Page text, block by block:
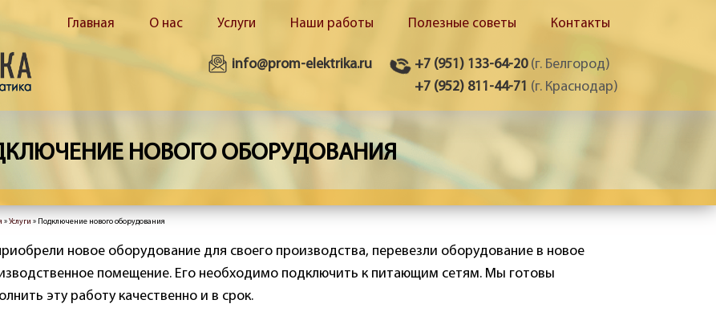
Главная О нас Услуги Наши работы Полезные советы Контакты
info@prom-elektrika.ru +7 (951) 133-64-20(г. Белгород)
+7 (952) 811-44-71 (г. Краснодар)
НОВОГО ОБОРУДОВАНИЯ
»Услуги » Подключение нового оборудования
новое оборудование для своего производства, перевезли оборудование в новое
помещение. Его необходимо подключить к питающим сетям. Мы готовы
эту работу качественно и в срок.